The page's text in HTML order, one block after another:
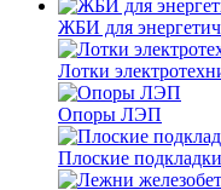
ЖБИ для
Лотки
Опоры ЛЭП
Плоские подкладки